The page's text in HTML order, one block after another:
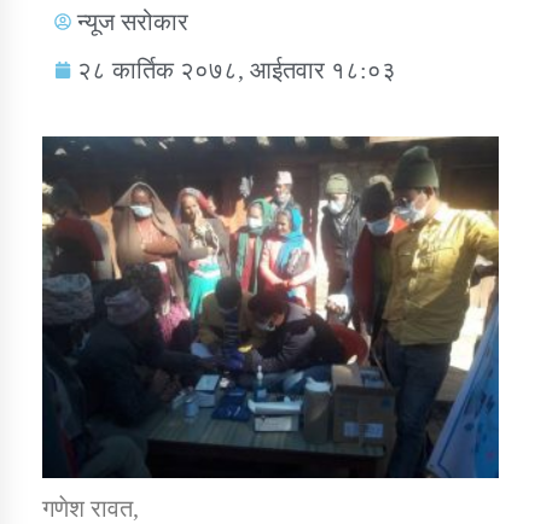
डिभिजन कार्यालय जुम्लाको सुचना सन्देश
कर्णाली प्रविधि शिक्षालय जुम्लाको सुचना
सामाजिक बिकास कार्यालय जुम्लाकाे सुचना
न्यूज सरोकार
२८ कार्तिक २०७८, आईतवार १८:०३
गणेश रावत,